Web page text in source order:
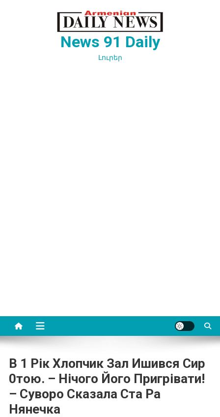
News 91 Daily
Լուրեր
В 1 Рік Хлопчик Зал Ишився Сир
0тою. – Нічого Його Пригрівати!
– Сувоpо Сказала Ста Ра
Нянечка